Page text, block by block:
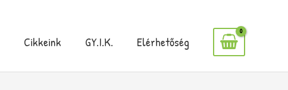
Cikkeink GY.I.K. Elérhetőség